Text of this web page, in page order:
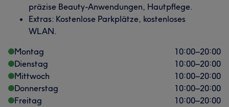
präzise Beauty-Anwendungen, Hautpflege.
Extras: Kostenlose Parkplätze, kostenloses
WLAN.
Montag
10:00–20:00
Dienstag
10:00–20:00
Mittwoch
10:00–20:00
Donnerstag
10:00–20:00
Freitag
10:00–20:00